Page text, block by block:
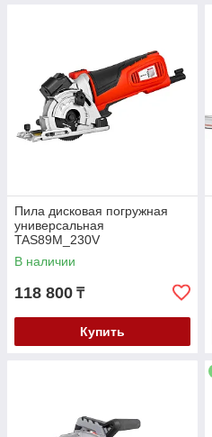
Пила дисковая погружная
универсальная
TAS89M_230V
В наличии
118 800 ₸
Купить